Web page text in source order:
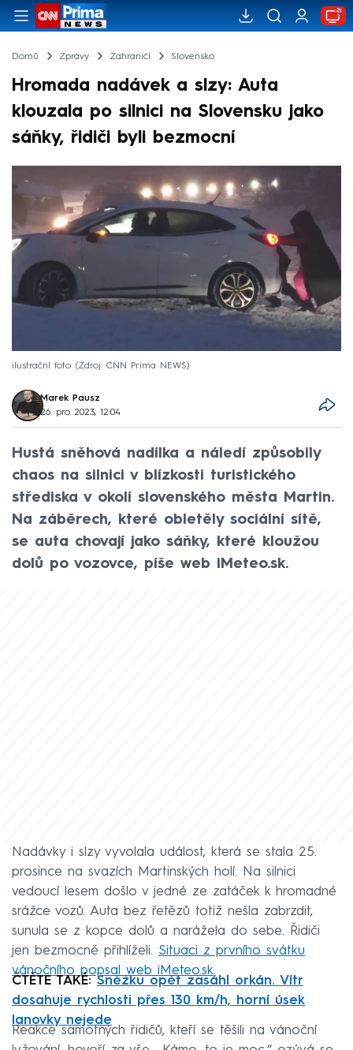
Domů Zprávy Zahraničí Slovensko
Hromada nadávek a slzy: Auta
klouzala po silnici na Slovensku jako
sáňky, řidiči byli bezmocní
ilustrační foto Zdroj: CNN Prima NEWS
Marek Pausz
26. pro 2023, 12:04
Hustá sněhová nadílka a náledí způsobily
chaos na silnici v blízkosti turistického
střediska v okolí slovenského města Martin.
Na záběrech, které obletěly sociální sítě,
se auta chovají jako sáňky, které kloužou
dolů po vozovce, píše web iMeteo.sk.
Nadávky i slzy vyvolala událost, která se stala 25.
prosince na svazích Martinských holí. Na silnici
vedoucí lesem došlo v jedné ze zatáček k hromadné
srážce vozů. Auta bez řetězů totiž nešla zabrzdit,
sunula se z kopce dolů a narážela do sebe. Řidiči
jen bezmocně přihlíželi. Situaci z prvního svátku
vánočního popsal web iMeteo.sk.
ČTĚTE TAKÉ: Sněžku opět zasáhl orkán. Vítr
dosahuje rychlosti přes 130 km/h, horní úsek
lanovky nejede
Reakce samotných řidičů, kteří se těšili na vánoční